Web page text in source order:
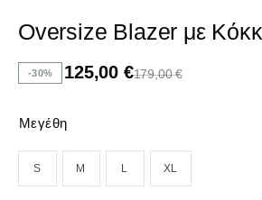
Oversize Blazer με
-30% 179,00€
125,00 €
Μεγέθη
S M L XL